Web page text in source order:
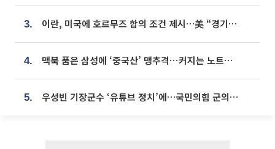
3. 이란, 미국에 호르무즈 합의 조건 제시…美 “경기 아직 안 끝나” [종합]
4. 맥북 품은 삼성에 ‘중국산’ 맹추격⋯커지는 노트북 OLED 시장
5. 우성빈 기장군수 ‘유튜브 정치’에…국민의힘 군의원들 집단 반발